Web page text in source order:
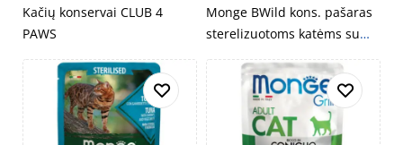
Kačių konservai CLUB 4
PAWS
Monge BWild kons. pašaras
sterelizuotoms katėms su
šerniena ir daržovėmis
padaže 85g